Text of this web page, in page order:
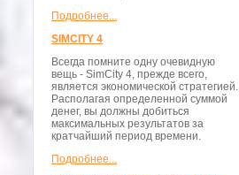
Подробнее...
SIMCITY 4
Всегда помните одну очевидную
вещь - SimCity 4, прежде всего,
является экономической стратегией.
Располагая определенной суммой
денег, вы должны добиться
максимальных результатов за
кратчайший период времени.
Подробнее...